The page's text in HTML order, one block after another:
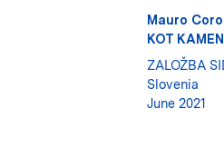
Mauro
KOT
ZALOŽBA
Slovenia
June 2021